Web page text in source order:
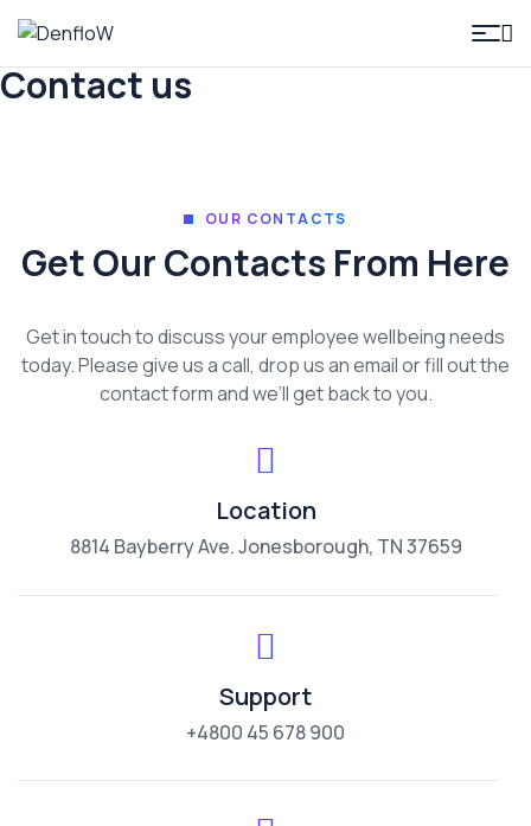
DenfloW
Contact us
Get Our Contacts From Here
OUR CONTACTS
Get in touch to discuss your employee wellbeing needs
today. Please give us a call, drop us an email or fill out the
contact form and we’ll get back to you.
Location
8814 Bayberry Ave. Jonesborough, TN 37659
Support
+4800 45 678 900